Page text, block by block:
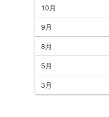
10月
9月
8月
5月
3月